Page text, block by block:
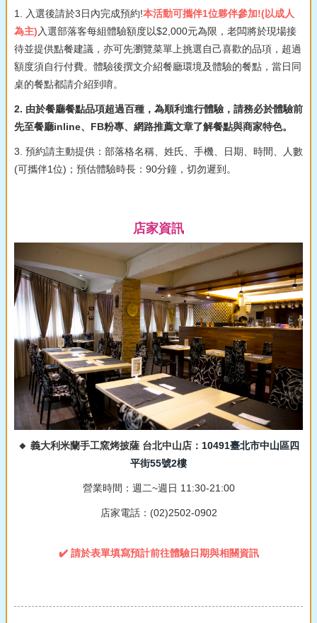
1. 入選後請於3日內完成預約!本活動可攜伴1位夥伴參加!(以成人
為主) 入選部落客每組體驗額度以$2,000元為限，老闆將於現場接
待並提供點餐建議，亦可先瀏覽菜單上挑選自己喜歡的品項，超過
額度須自行付費。體驗後撰文介紹餐廳環境及體驗的餐點，當日同
桌的餐點都請介紹到唷。
2. 由於餐廳餐點品項超過百種，為順利進行體驗，請務必於體驗前
先至餐廳inline、FB粉專、網路推薦文章了解餐點與商家特色。
3. 預約請主動提供：部落格名稱、姓氏、手機、日期、時間、人數
(可攜伴1位)；預估體驗時長：90分鐘，切勿遲到。
店家資訊
🔸 義大利米蘭手工窯烤披薩 台北中山店： 10491臺北市中山區四
平街55號2樓
營業時間：週二~週日 11:30-21:00
店家電話：(02)2502-0902
✔️ 請於表單填寫預計前往體驗日期與相關資訊